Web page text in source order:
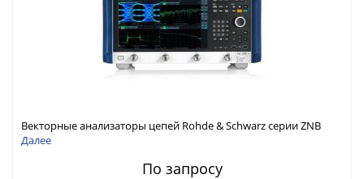
Векторные анализаторы цепей Rohde & Schwarz серии ZNB
3000 с диапазоном частот от 9 кГц до 54 ГГц
Далее
По запросу